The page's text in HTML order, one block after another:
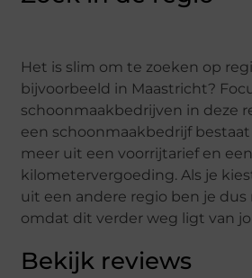
Het is slim om te zoeken op
bijvoorbeeld in Maastricht?
schoonmaakbedrijven in deze
een schoonmaakbedrijf
meer uit een voorrijtarief en een
kilometervergoeding. Als je
uit een andere regio ben je
omdat dit verder weg ligt van
Bekijk reviews